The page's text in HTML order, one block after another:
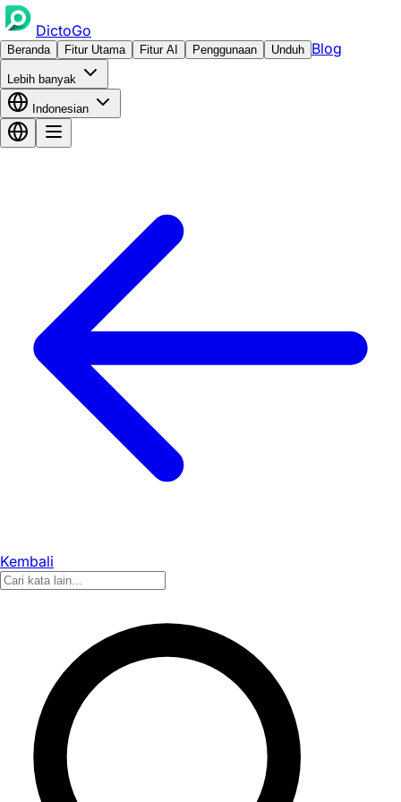
DictoGo
Beranda Fitur Utama Fitur AI Penggunaan Unduh Blog
Lebih banyak
Indonesian
Kembali